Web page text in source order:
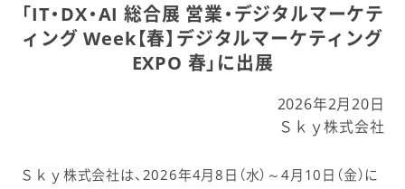
「IT・DX・AI 総合展 営業・デジタルマーケテ
ィング Week【春】デジタルマーケティング
EXPO 春」に出展
2026年2月20日
Ｓｋｙ株式会社
Ｓｋｙ株式会社は、2026年4月8日（水）～4月10日（金）に